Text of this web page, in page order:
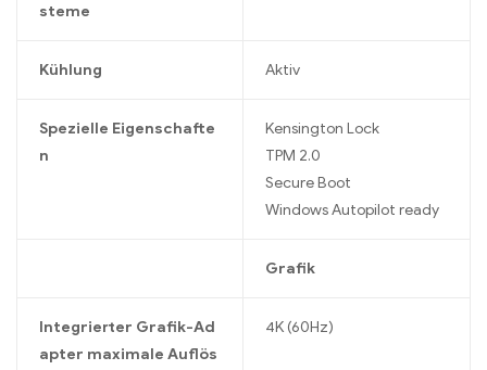
steme
Kühlung Aktiv
Spezielle Eigenschafte
n
Kensington Lock
TPM 2.0
Secure Boot
Windows Autopilot ready
Grafik
Integrierter Grafik-Ad
apter maximale Auflös
4K (60Hz)